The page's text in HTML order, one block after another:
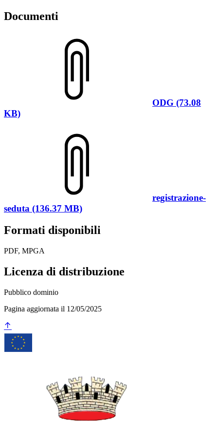
Documenti
ODG (73.08
KB)
registrazione-
seduta (136.37 MB)
Formati disponibili
PDF, MPGA
Licenza di distribuzione
Pubblico dominio
Pagina aggiornata il 12/05/2025